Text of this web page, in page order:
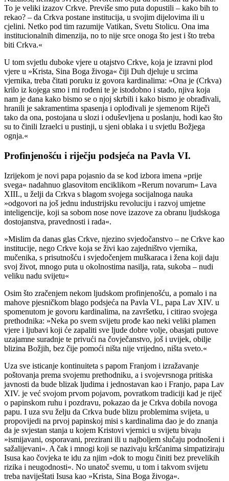
To je veliki izazov Crkve. Previše smo puta dopustili – kako bih to
rekao? – da Crkva postane institucija, u svojim dijelovima ili u
cjelini. Netko pod tim razumije Vatikan, Svetu Stolicu. Ona ima
institucionalnih dimenzija, no to nije srce onoga što jest i što treba
biti Crkva.«
U tom svjetlu duboke vjere u otajstvo Crkve, koja je izravni plod
vjere u »Krista, Sina Boga živoga« čiji Duh djeluje u srcima
vjernika, treba čitati poruku iz govora kardinalima: »Ona je (Crkva)
krilo iz kojega smo i mi rođeni te je istodobno i stado, njiva koja
nam je dana kako bismo se o njoj skrbili i kako bismo je obrađivali,
hranili je sakramentima spasenja i oplođivali je sjemenom Riječi
tako da ona, postojana u slozi i oduševljena u poslanju, hodi kao što
su to činili Izraelci u pustinji, u sjeni oblaka i u svjetlu Božjega
ognja.«
Profinjenošću i riječju podsjeća na Pavla VI.
Izrijekom je novi papa pojasnio da se kod izbora imena »prije
svega« nadahnuo glasovitom enciklikom »Rerum novarum« Lava
XIII., u želji da Crkva s blagom svojega socijalnoga nauka
»odgovori na još jednu industrijsku revoluciju i razvoj umjetne
inteligencije, koji sa sobom nose nove izazove za obranu ljudskoga
dostojanstva, pravednosti i rada«.
»Mislim da danas glas Crkve, njezino svjedočanstvo – ne Crkve kao
institucije, nego Crkve koja se živi kao zajedništvo vjernika,
mučenika, s prisutnošću i svjedočenjem muškaraca i žena koji daju
svoj život, mnogo puta u okolnostima nasilja, rata, sukoba – nudi
veliku nadu svijetu«
Osim što zračenjem nekom ljudskom profinjenošću, a pomalo i na
mahove pjesničkom blago podsjeća na Pavla VI., papa Lav XIV. u
spomenutom je govoru kardinalima, na završetku, i citirao svojega
prethodnika: »Neka po svem svijetu prođe kao neki veliki plamen
vjere i ljubavi koji će zapaliti sve ljude dobre volje, obasjati putove
uzajamne suradnje te privući na čovječanstvo, još i uvijek, obilje
blizina Božjih, bez čije pomoći ništa nije vrijedno, ništa sveto.«
Uza sve isticanje kontinuiteta s papom Franjom i izražavanje
poštovanja prema svojemu prethodniku, a i svojevrsnoga pritiska
javnosti da bude blizak ljudima i jednostavan kao i Franjo, papa Lav
XIV. je već svojom prvom pojavom, povratkom tradiciji kad je riječ
o papinskom ruhu i pozdravu, pokazao da je Crkva dobila novoga
papu. I uza svu želju da Crkva bude blizu problemima svijeta, u
propovijedi na prvoj papinskoj misi s kardinalima dao je do znanja
da je svjestan stanja u kojem Kristovi vjernici u svijetu bivaju
»ismijavani, osporavani, prezirani ili u najboljem slučaju podnošeni i
sažalijevani«. A čak i mnogi koji se nazivaju kršćanima simpatiziraju
Isusa kao čovjeka te idu za njim »dok to mogu činiti bez prevelikih
rizika i neugodnosti«. No unatoč svemu, u tom i takvom svijetu
treba naviještati Isusa kao »Krista, Sina Boga živoga«.